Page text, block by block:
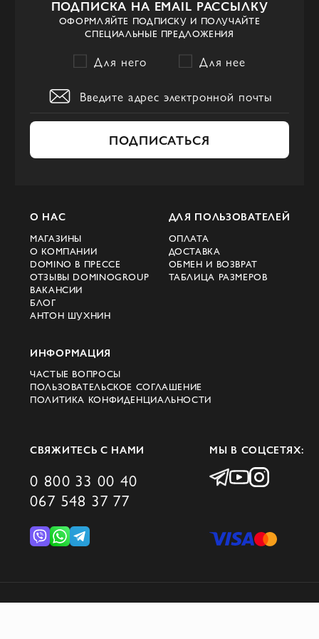
ПОДПИСКА НА EMAIL РАССЫЛКУ
ОФОРМЛЯЙТЕ ПОДПИСКУ И ПОЛУЧАЙТЕ
СПЕЦИАЛЬНЫЕ ПРЕДЛОЖЕНИЯ
Для него Для нее
ПОДПИСАТЬСЯ
О НАС
МАГАЗИНЫ
О КОМПАНИИ
DOMINO В ПРЕССЕ
ОТЗЫВЫ DOMINOGROUP
ВАКАНСИИ
БЛОГ
АНТОН ШУХНИН
ДЛЯ ПОЛЬЗОВАТЕЛЕЙ
ОПЛАТА
ДОСТАВКА
ОБМЕН И ВОЗВРАТ
ТАБЛИЦА РАЗМЕРОВ
ИНФОРМАЦИЯ
ЧАСТЫЕ ВОПРОСЫ
ПОЛЬЗОВАТЕЛЬСКОЕ СОГЛАШЕНИЕ
ПОЛИТИКА КОНФИДЕНЦИАЛЬНОСТИ
СВЯЖИТЕСЬ С НАМИ
0 800 33 00 40
067 548 37 77
МЫ В СОЦСЕТЯХ:
© 2026 DOMINO GROUP